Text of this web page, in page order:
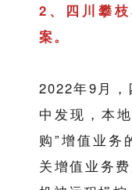
2、四川攀
案。
2022年9月
中发现，本
购”增值业务
关增值业务